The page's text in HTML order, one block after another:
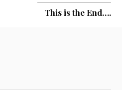
This is the End….